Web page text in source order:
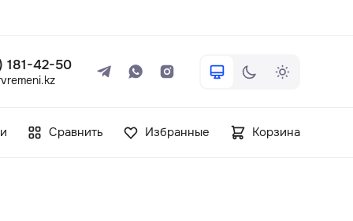
181-42-50
Сравнить Избранные Корзина
+7 ( 705 ) 181-42-50